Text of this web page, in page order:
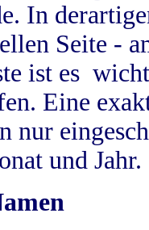
In
Seite -
ist es
Eine
nur
und Jahr.